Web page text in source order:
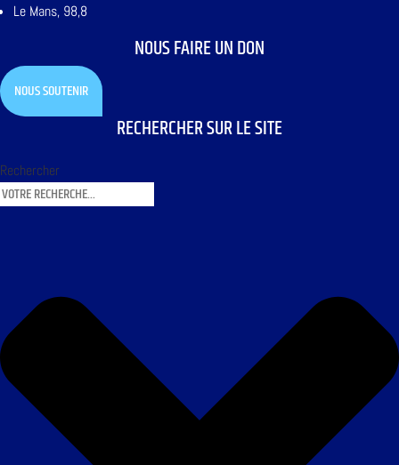
Le Mans, 98,8
NOUS FAIRE UN DON
NOUS SOUTENIR
RECHERCHER SUR LE SITE
Rechercher